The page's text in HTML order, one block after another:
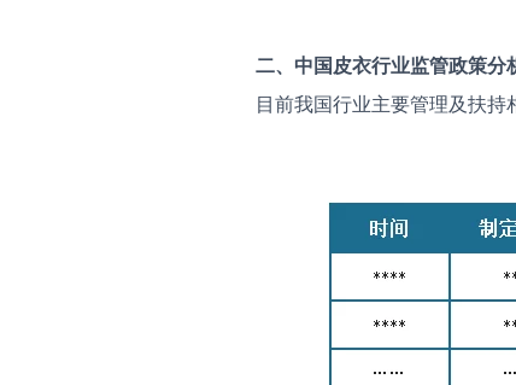
二、中国皮衣行业监管政策分
目前我国行业主要管理及扶持